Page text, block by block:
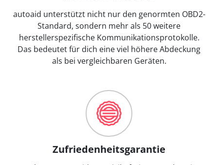
autoaid unterstützt nicht nur den genormten OBD2-
Standard, sondern mehr als 50 weitere
herstellerspezifische Kommunikationsprotokolle.
Das bedeutet für dich eine viel höhere Abdeckung
als bei vergleichbaren Geräten.
Zufriedenheitsgarantie